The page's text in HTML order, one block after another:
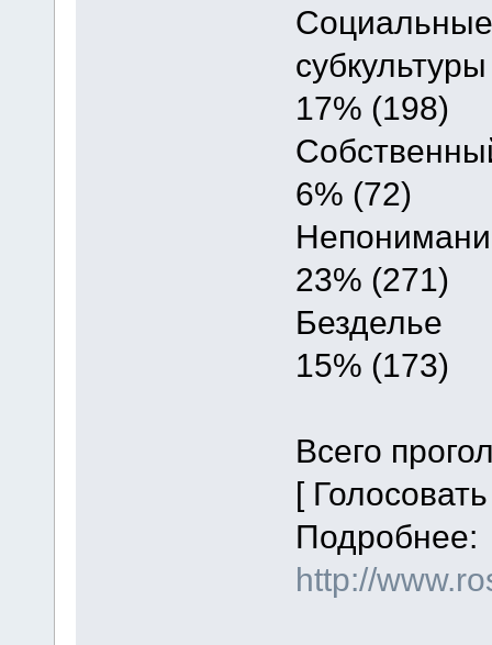
субкультуры
17% (198)
6% (72)
23% (271)
Безделье
15% (173)
Всего
[
Подробнее:
http://